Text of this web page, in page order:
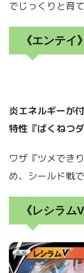
でじっくりと育
《エンテイ》
炎エネルギーが
特性『ばくねつ
ワザ『ツメでき
め、シールド戦
《レシラムV